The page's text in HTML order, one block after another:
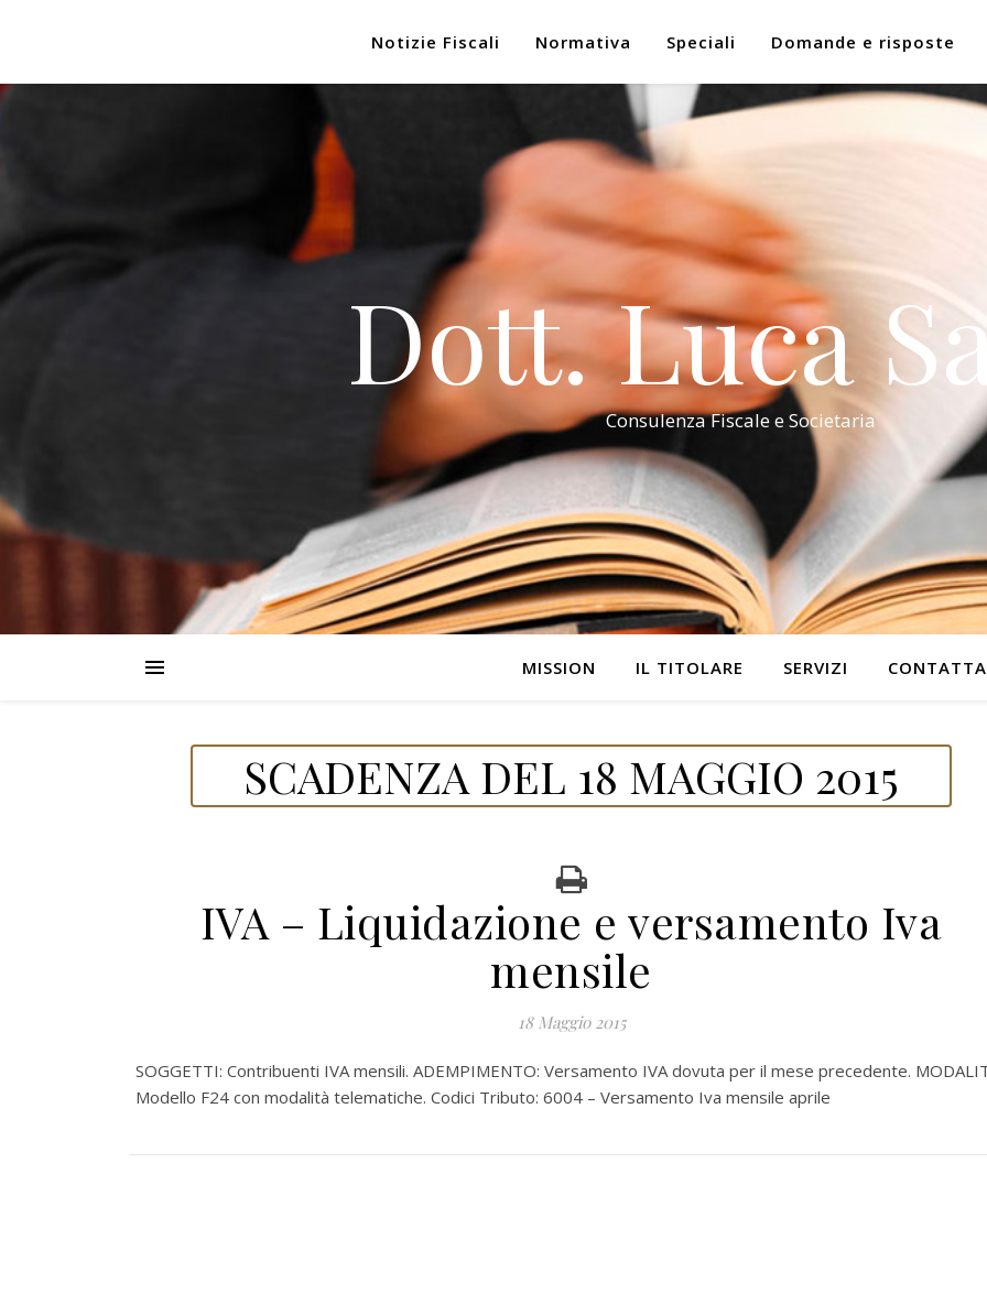
Notizie Fiscali Normativa Speciali Domande e risposte
Dott. Luca
Consulenza Fiscale e Societaria
MISSION IL TITOLARE SERVIZI
SCADENZA DEL 18 MAGGIO 2015
IVA – Liquidazione e versamento Iva
mensile
18 Maggio 2015
SOGGETTI: Contribuenti IVA mensili. ADEMPIMENTO: Versamento IVA dovuta per il mese precedente.
Modello F24 con modalità telematiche. Codici Tributo: 6004 – Versamento Iva mensile aprile